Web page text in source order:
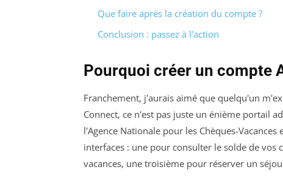
Que faire après la création du compte ?
Conclusion : passez à l'action
Pourquoi créer un compte
Franchement, j'aurais aimé que quelqu'un
Connect, ce n'est pas juste un énième portail
l'Agence Nationale pour les Chèques-
interfaces : une pour consulter le solde de vos
vacances, une troisième pour réserver un